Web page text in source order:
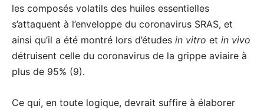
les composés volatils des huiles essentielles
s’attaquent à l’enveloppe du coronavirus SRAS, et
ainsi qu’il a été montré lors d’études in vitro et in vivo
détruisent celle du coronavirus de la grippe aviaire à
plus de 95% (9).
Ce qui, en toute logique, devrait suffire à élaborer